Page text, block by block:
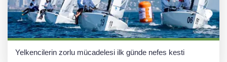
Yelkencilerin zorlu mücadelesi ilk günde nefes kesti